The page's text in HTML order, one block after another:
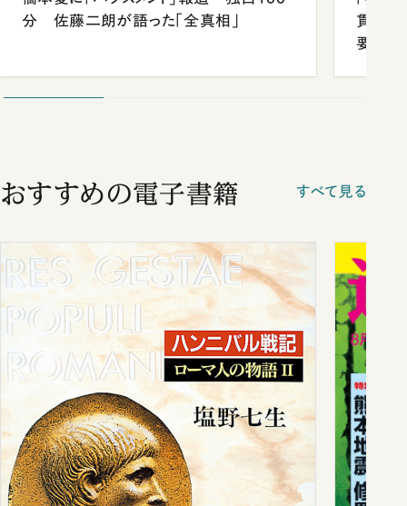
分 佐藤二朗が語った「全真相」
貫校へ
要だっ
おすすめの電子書籍 すべて見る